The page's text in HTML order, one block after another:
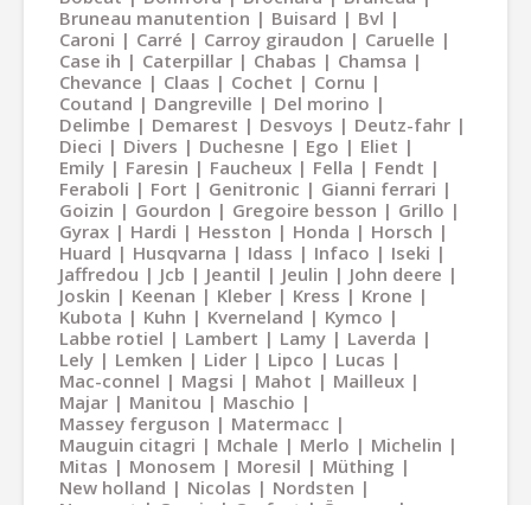
Bruneau manutention
Buisard
Bvl
Caroni
Carré Carroy giraudon
Caruelle
Case ih
Caterpillar Chabas
Chamsa
Chevance
Claas Cochet
Cornu
Coutand
Dangreville
Del morino
Delimbe
Demarest Desvoys
Deutz-fahr
Dieci
Divers Duchesne Ego
Eliet
Emily
Faresin Faucheux Fella
Fendt
Feraboli
Fort Genitronic
Gianni ferrari
Goizin
Gourdon Gregoire besson
Grillo
Gyrax
Hardi Hesston Honda
Horsch
Huard
Husqvarna Idass Infaco
Iseki
Jaffredou
Jcb Jeantil Jeulin
John deere
Joskin
Keenan Kleber Kress
Krone
Kubota
Kuhn Kverneland
Kymco
Labbe rotiel
Lambert Lamy
Laverda
Lely
Lemken Lider Lipco
Lucas
Mac-connel
Magsi Mahot
Mailleux
Majar
Manitou
Maschio
Massey ferguson
Matermacc
Mauguin citagri
Mchale Merlo
Michelin
Mitas
Monosem Moresil
Müthing
New holland
Nicolas
Nordsten